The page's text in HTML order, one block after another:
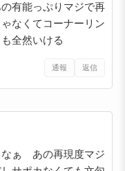
有能っぷりマジで再
なくてコーナーリン
全然いける
通報 返信
なぁ あの再現度マジ